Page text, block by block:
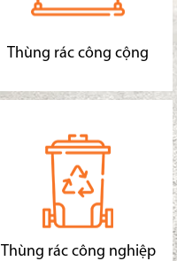
Thùng rác công cộng
Thùng rác công nghiệp